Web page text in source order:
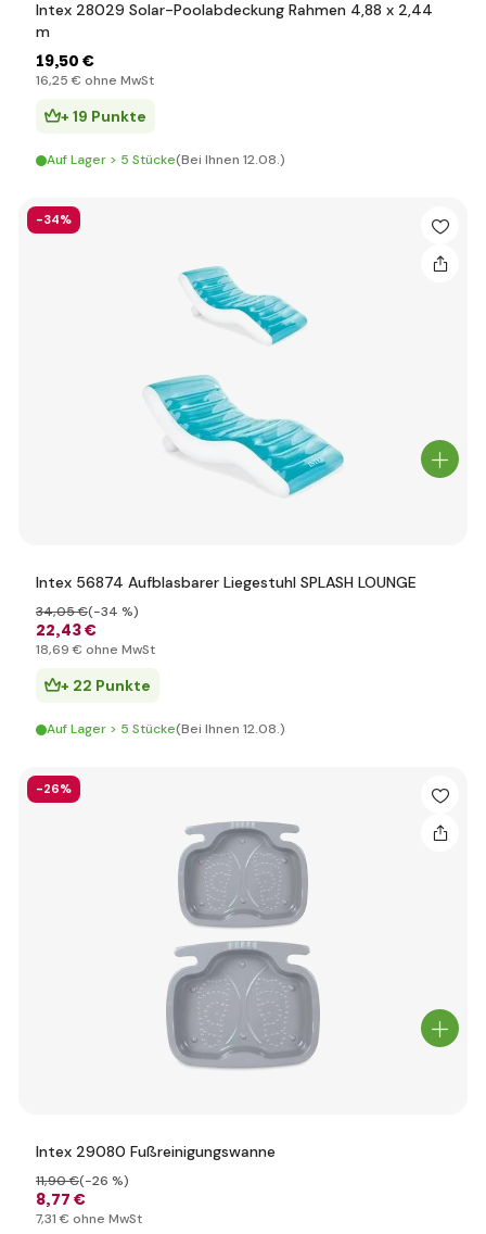
Intex 28029 Solar-Poolabdeckung Rahmen 4,88 x 2,44
m
19,50 €
16,25 € ohne MwSt
+ 19 Punkte
Auf Lager > 5 Stücke(Bei Ihnen 12.08.)
-34%
Intex 56874 Aufblasbarer Liegestuhl SPLASH LOUNGE
22,43 €
34,05 €(-34 %)
18,69 € ohne MwSt
+ 22 Punkte
Auf Lager > 5 Stücke(Bei Ihnen 12.08.)
-26%
Intex 29080 Fußreinigungswanne
8,77 €
11,90 €(-26 %)
7,31 € ohne MwSt